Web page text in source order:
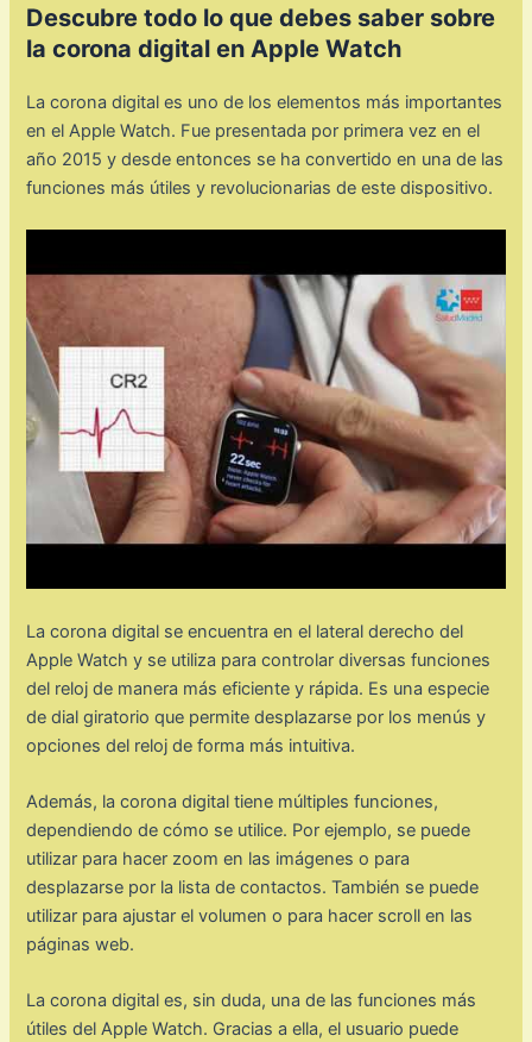
Descubre todo lo que debes saber sobre
la corona digital en Apple Watch
La corona digital es uno de los elementos más importantes
en el Apple Watch. Fue presentada por primera vez en el
año 2015 y desde entonces se ha convertido en una de las
funciones más útiles y revolucionarias de este dispositivo.
La corona digital se encuentra en el lateral derecho del
Apple Watch y se utiliza para controlar diversas funciones
del reloj de manera más eficiente y rápida. Es una especie
de dial giratorio que permite desplazarse por los menús y
opciones del reloj de forma más intuitiva.
Además, la corona digital tiene múltiples funciones,
dependiendo de cómo se utilice. Por ejemplo, se puede
utilizar para hacer zoom en las imágenes o para
desplazarse por la lista de contactos. También se puede
utilizar para ajustar el volumen o para hacer scroll en las
páginas web.
La corona digital es, sin duda, una de las funciones más
útiles del Apple Watch. Gracias a ella, el usuario puede